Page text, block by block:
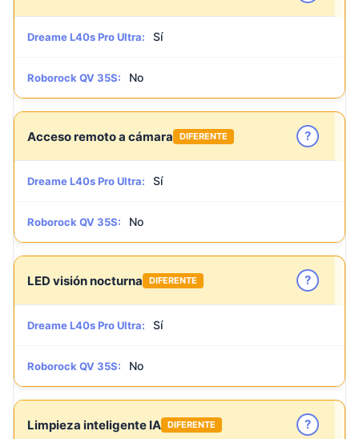
Dreame L40s Pro Ultra: Sí
Roborock QV 35S: No
Acceso remoto a cámara DIFERENTE ?
Dreame L40s Pro Ultra: Sí
Roborock QV 35S: No
LED visión nocturna DIFERENTE ?
Dreame L40s Pro Ultra: Sí
Roborock QV 35S: No
Limpieza inteligente IA DIFERENTE ?